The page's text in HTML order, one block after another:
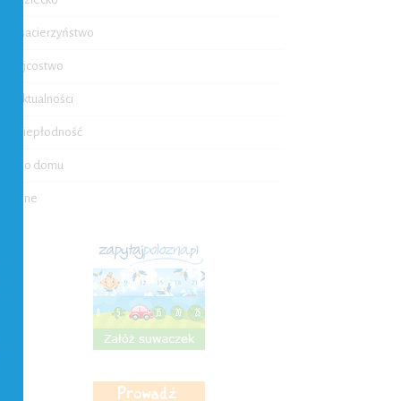
Macierzyństwo
Ojcostwo
Aktualności
Niepłodność
Do domu
Inne